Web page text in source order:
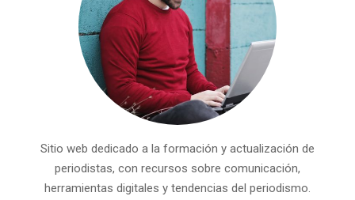
Sitio web dedicado a la formación y actualización de
periodistas, con recursos sobre comunicación,
herramientas digitales y tendencias del periodismo.